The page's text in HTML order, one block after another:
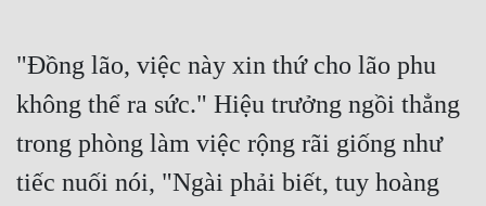
Dị Năng
Gia Đấu
Góc Nhìn Nam
Góc Nhìn Nữ
"Đồng lão, việc này xin thứ cho lão phu
không thể ra sức." Hiệu trưởng ngồi thẳng
trong phòng làm việc rộng rãi giống như
tiếc nuối nói, "Ngài phải biết, tuy hoàng